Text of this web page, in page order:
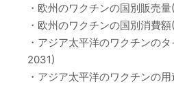
・欧州のワクチンの国別販売
・欧州のワクチンの国別消費
・アジア太平洋のワクチンの
2031)
・アジア太平洋のワクチンの